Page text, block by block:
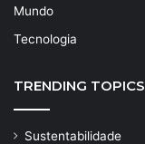
Mundo
Tecnologia
TRENDING TOPICS
Sustentabilidade